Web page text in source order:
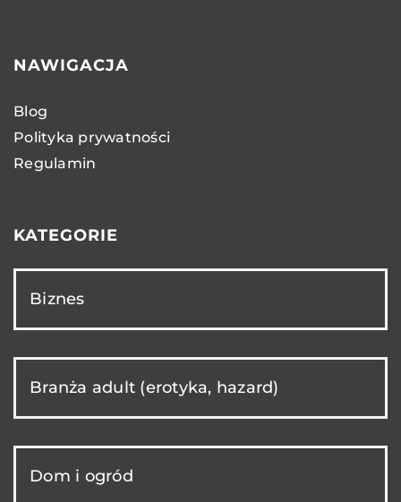
NAWIGACJA
Blog
Polityka prywatności
Regulamin
KATEGORIE
Biznes
Branża adult (erotyka, hazard)
Dom i ogród